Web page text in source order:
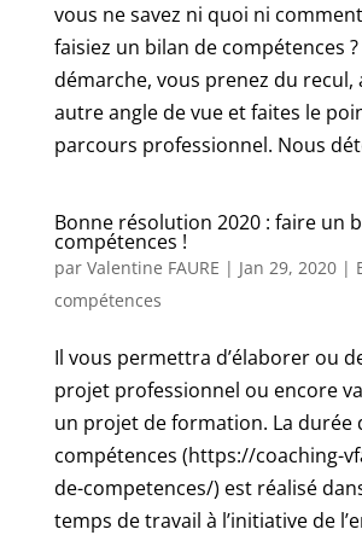
vous ne savez ni quoi ni
faisiez un bilan de compétences
démarche, vous prenez du recul,
autre angle de vue et faites le
parcours professionnel. Nous
Bonne résolution 2020 : faire un
compétences !
par Valentine FAURE | Jan 29, 2020|
compétences
Il vous permettra d’élaborer ou
projet professionnel ou encore
un projet de formation. La durée
compétences (https://coaching-
de-competences/) est réalisé
temps de travail à l’initiative de